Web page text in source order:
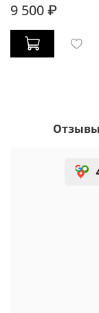
9 500 ₽